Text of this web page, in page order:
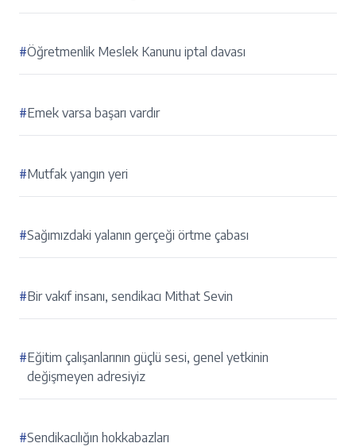
#Öğretmenlik Meslek Kanunu iptal davası
#Emek varsa başarı vardır
#Mutfak yangın yeri
#Sağımızdaki yalanın gerçeği örtme çabası
#Bir vakıf insanı, sendikacı Mithat Sevin
#Eğitim çalışanlarının güçlü sesi, genel yetkinin
değişmeyen adresiyiz
#Sendikacılığın hokkabazları